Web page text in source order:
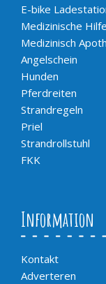
E-bike
Medizinische Hilfe
Medizinisch
Angelschein
Hunden
Pferdreiten
Strandregeln
Priel
Strandrollstuhl
FKK
Information
Kontakt
Adverteren